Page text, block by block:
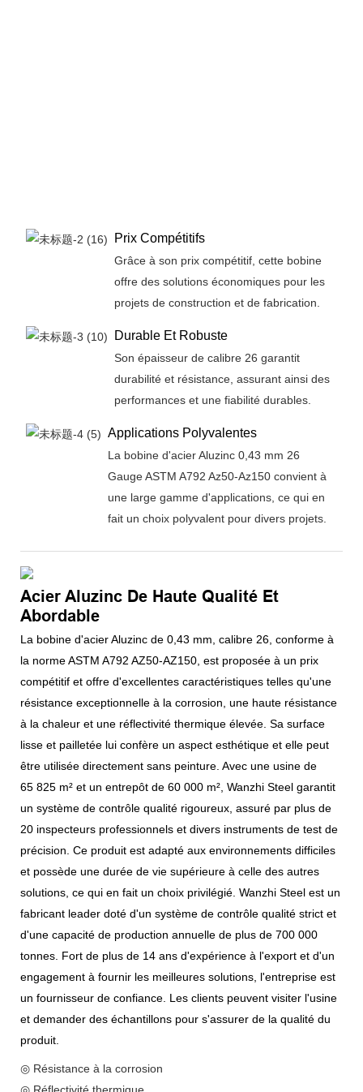
Prix ​​compétitifs
Grâce à son prix compétitif, cette bobine
offre des solutions économiques pour les
projets de construction et de fabrication.
Durable Et Robuste
Son épaisseur de calibre 26 garantit
durabilité et résistance, assurant ainsi des
performances et une fiabilité durables.
Applications Polyvalentes
La bobine d'acier Aluzinc 0,43 mm 26
Gauge ASTM A792 Az50-Az150 convient à
une large gamme d'applications, ce qui en
fait un choix polyvalent pour divers projets.
Acier Aluzinc De Haute Qualité Et
Abordable
La bobine d'acier Aluzinc de 0,43 mm, calibre 26, conforme à
la norme ASTM A792 AZ50-AZ150, est proposée à un prix
compétitif et offre d'excellentes caractéristiques telles qu'une
résistance exceptionnelle à la corrosion, une haute résistance
à la chaleur et une réflectivité thermique élevée. Sa surface
lisse et pailletée lui confère un aspect esthétique et elle peut
être utilisée directement sans peinture. Avec une usine de
65 825 m² et un entrepôt de 60 000 m², Wanzhi Steel garantit
un système de contrôle qualité rigoureux, assuré par plus de
20 inspecteurs professionnels et divers instruments de test de
précision. Ce produit est adapté aux environnements difficiles
et possède une durée de vie supérieure à celle des autres
solutions, ce qui en fait un choix privilégié. Wanzhi Steel est un
fabricant leader doté d'un système de contrôle qualité strict et
d'une capacité de production annuelle de plus de 700 000
tonnes. Fort de plus de 14 ans d'expérience à l'export et d'un
engagement à fournir les meilleures solutions, l'entreprise est
un fournisseur de confiance. Les clients peuvent visiter l'usine
et demander des échantillons pour s'assurer de la qualité du
produit.
◎ Résistance à la corrosion